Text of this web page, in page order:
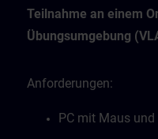
Teilnahme an einem
Übungsumgebung
Anforderungen:
PC mit Maus